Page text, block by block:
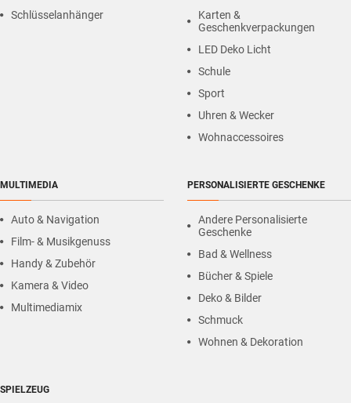
Schlüsselanhänger
Karten &
Geschenkverpackungen
LED Deko Licht
Schule
Sport
Uhren & Wecker
Wohnaccessoires
MULTIMEDIA
Auto & Navigation
Film- & Musikgenuss
Handy & Zubehör
Kamera & Video
Multimediamix
PERSONALISIERTE GESCHENKE
Andere Personalisierte
Geschenke
Bad & Wellness
Bücher & Spiele
Deko & Bilder
Schmuck
Wohnen & Dekoration
SPIELZEUG